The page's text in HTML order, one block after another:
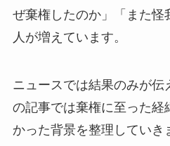
ぜ棄権したのか」「また怪
人が増えています。
ニュースでは結果のみが伝
の記事では棄権に至った経
かった背景を整理していき